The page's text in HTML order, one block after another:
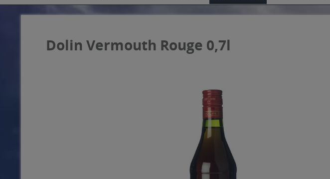
Dolin Vermouth Rouge 0,7l